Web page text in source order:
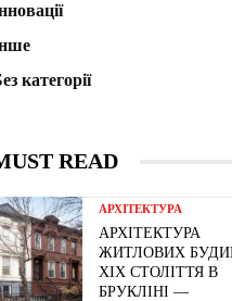
категорії
READ
АРХІТЕКТУРА
АРХІТЕКТУРА
ЖИТЛОВИХ
ХІХ СТОЛІТТЯ В
БРУКЛІНІ —